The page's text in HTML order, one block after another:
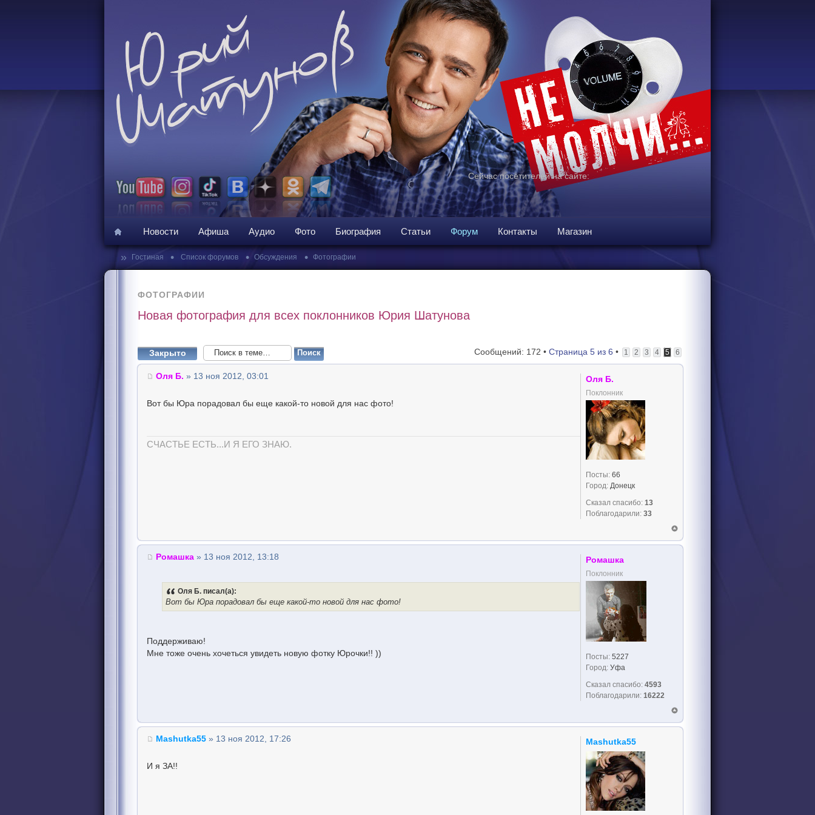
Сейчас посетителей на сайте:
Новости Афиша Аудио Фото Биография Статьи Форум Контакты Магазин
» Гостиная • Список форумов • Обсуждения • Фотографии
ФОТОГРАФИИ
Новая фотография для всех поклонников Юрия Шатунова
Закрыто Сообщений: 172 • Страница 5 из 6 • 1 2 3 4 5 6
Оля Б. » 13 ноя 2012, 03:01
Вот бы Юра порадовал бы еще какой-то новой для нас фото!
СЧАСТЬЕ ЕСТЬ...И Я ЕГО ЗНАЮ.
Оля Б.
Поклонник
Посты: 66
Город: Донецк
Сказал спасибо: 13
Поблагодарили: 33
Ромашка » 13 ноя 2012, 13:18
Оля Б. писал(а):
Вот бы Юра порадовал бы еще какой-то новой для нас фото!
Поддерживаю!
Мне тоже очень хочеться увидеть новую фотку Юрочки!! ))
Ромашка
Поклонник
Посты: 5227
Город: Уфа
Сказал спасибо: 4593
Поблагодарили: 16222
Mashutka55 » 13 ноя 2012, 17:26
И я ЗА!!
Mashutka55